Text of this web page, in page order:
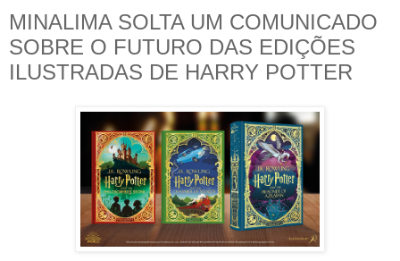
MINALIMA SOLTA UM COMUNICADO
SOBRE O FUTURO DAS EDIÇÕES
ILUSTRADAS DE HARRY POTTER